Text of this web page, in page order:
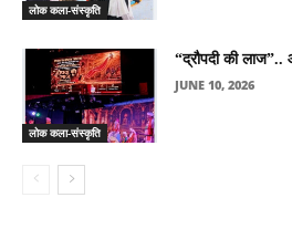
लोक कला-संस्कृति
लोक कला-संस्कृति
“द्रौपदी की लाज”..
JUNE 10, 2026